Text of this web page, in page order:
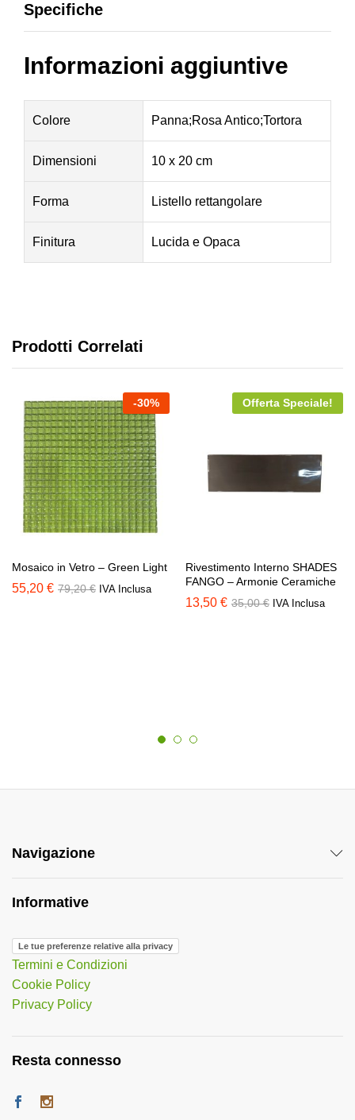
Specifiche
Informazioni aggiuntive
Colore Panna;Rosa Antico;Tortora
Dimensioni 10 x 20 cm
Forma Listello rettangolare
Finitura Lucida e Opaca
Prodotti Correlati
-30%
Mosaico in Vetro – Green Light
55,20 € 79,20€ IVA Inclusa
Offerta Speciale!
Rivestimento Interno SHADES
FANGO – Armonie Ceramiche
13,50 € 35,00€ IVA Inclusa
Navigazione
Informative
Le tue preferenze relative alla privacy
Termini e Condizioni
Cookie Policy
Privacy Policy
Resta connesso